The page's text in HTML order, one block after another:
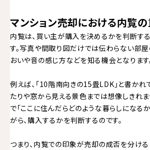
マンション売却における内覧
内覧は、買い主が購入を決めるかを判断す
す。写真や間取り図だけでは伝わらない部屋
おいや音の感じ方などを知る機会となります
例えば、「10階南向きの15畳LDK」と書かれ
たりや窓から見える景色までは想像しきれ
で「ここに住んだらどのような暮らしになる
がら、購入するかを判断するのです。
つまり、内覧での印象が売却の成否を分ける